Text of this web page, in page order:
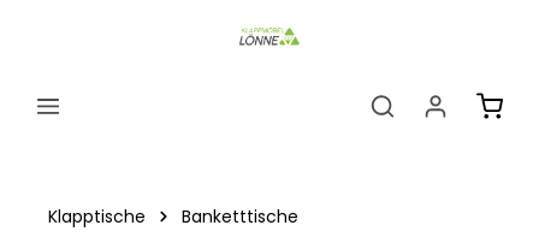
Klapptische Banketttische